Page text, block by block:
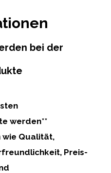
bei der
werden**
wie Qualität,
Preis-